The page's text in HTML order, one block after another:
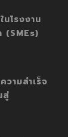
โรงงาน
(SMEs)
ามสำเร็จ
สู่